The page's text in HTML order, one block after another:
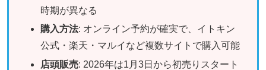
時期が異なる
購入方法: オンライン予約が確実で、イトキン
公式・楽天・マルイなど複数サイトで購入可能
店頭販売: 2026年は1月3日から初売りスタート